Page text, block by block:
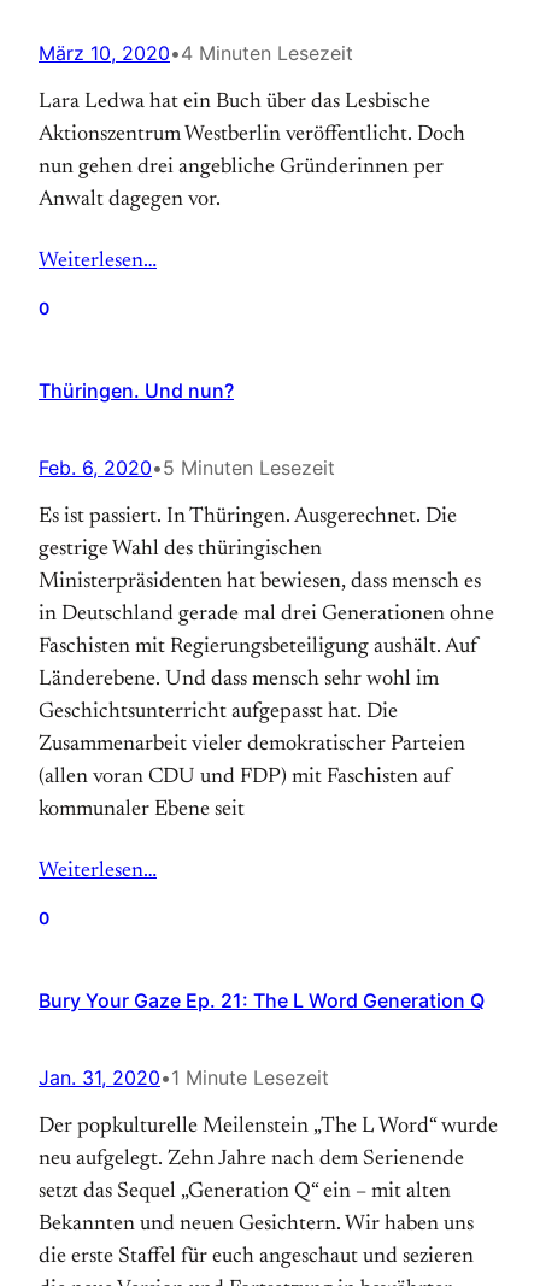
März 10, 2020•4 Minuten Lesezeit
Lara Ledwa hat ein Buch über das Lesbische
Aktionszentrum Westberlin veröffentlicht. Doch
nun gehen drei angebliche Gründerinnen per
Anwalt dagegen vor.
Weiterlesen…
0
Thüringen. Und nun?
Feb. 6, 2020•5 Minuten Lesezeit
Es ist passiert. In Thüringen. Ausgerechnet. Die
gestrige Wahl des thüringischen
Ministerpräsidenten hat bewiesen, dass mensch es
in Deutschland gerade mal drei Generationen ohne
Faschisten mit Regierungsbeteiligung aushält. Auf
Länderebene. Und dass mensch sehr wohl im
Geschichtsunterricht aufgepasst hat. Die
Zusammenarbeit vieler demokratischer Parteien
(allen voran CDU und FDP) mit Faschisten auf
kommunaler Ebene seit
Weiterlesen…
0
Bury Your Gaze Ep. 21: The L Word Generation Q
Jan. 31, 2020•1 Minute Lesezeit
Der popkulturelle Meilenstein „The L Word“ wurde
neu aufgelegt. Zehn Jahre nach dem Serienende
setzt das Sequel „Generation Q“ ein – mit alten
Bekannten und neuen Gesichtern. Wir haben uns
die erste Staffel für euch angeschaut und sezieren